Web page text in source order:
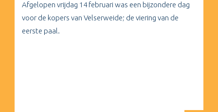
Afgelopen vrijdag 14 februari was een bijzondere dag
voor de kopers van Velserweide; de viering van de
eerste paal.